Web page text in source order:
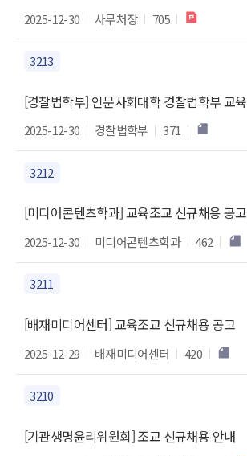
2025-12-30 사무처장 705
3213
2025-12-30 경찰법학부 371
3212
[미디어콘텐츠학과] 교육조교 신규채용 공고
2025-12-30 미디어콘텐츠학과 462
3211
[배재미디어센터] 교육조교 신규채용 공고
2025-12-29 배재미디어센터 420
3210
[기관생명윤리위원회] 조교 신규채용 안내